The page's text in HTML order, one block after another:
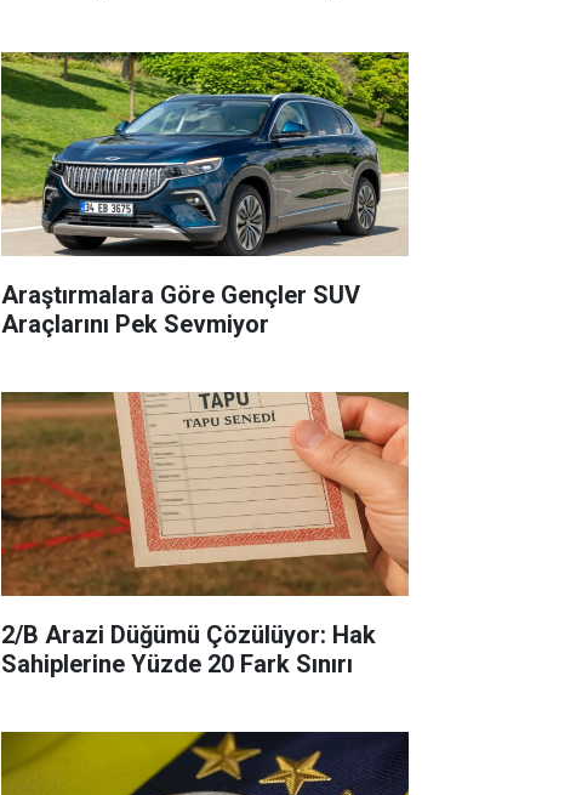
Araştırmalara Göre Gençler SUV
Araçlarını Pek Sevmiyor
2/B Arazi Düğümü Çözülüyor: Hak
Sahiplerine Yüzde 20 Fark Sınırı